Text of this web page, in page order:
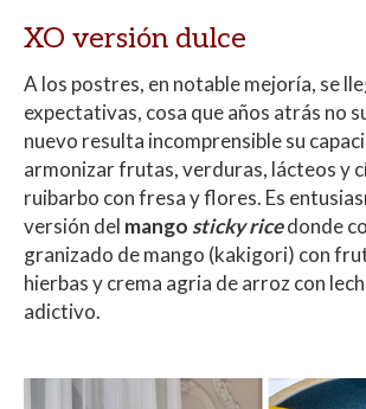
XO versión dulce
A los postres, en notable mejoría, se
expectativas, cosa que años atrás no
nuevo resulta incomprensible su
armonizar frutas, verduras, lácteos y
ruibarbo con fresa y flores. Es
versión del mango sticky ricedonde
granizado de mango (kakigori) con
hierbas y crema agria de arroz con
adictivo.